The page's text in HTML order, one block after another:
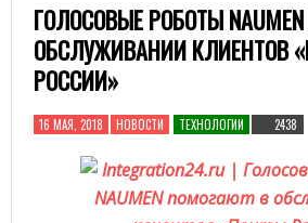
ГОЛОСОВЫЕ РОБОТЫ
ОБСЛУЖИВАНИИ КЛИЕНТОВ
РОССИИ»
16 МАЯ, 2018 НОВОСТИ ТЕХНОЛОГИИ 2438